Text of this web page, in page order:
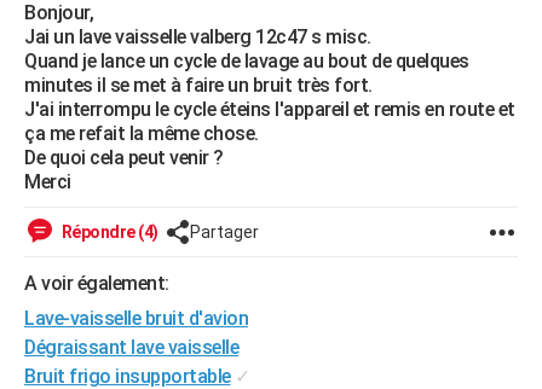
Essais
Réserver un essai
Citadines
Berlines
SUV
Forum auto
+HIGH-TECH
Mobiles
Meilleur smartphone
Internet
Ordinateurs
Jeux vidéo
Guide high-tech
+BRICOLAGE
Forum
Aménagement intérieur
Extérieur
Cuisine
Salle de bains
Jardinage
Rangement
WEEK-END
Guides de France
Escapades
Patrimoine
Expositions
Musées
Week-end nature
+LIFESTYLE
Art de vivre
Bien-être
Loisirs
Mode
Modes de vie
SANTE
VOYAGE
Destinations
City break
Voyage nature
Voyage de noces
Forum
Climat
PHOTO
GUIDES D'ACHAT
Bonjour,
Jai un lave vaisselle valberg 12c47 s misc.
Quand je lance un cycle de lavage au bout de quelques
minutes il se met à faire un bruit très fort.
J'ai interrompu le cycle éteins l'appareil et remis en route et
ça me refait la même chose.
De quoi cela peut venir ?
Merci
Répondre (4) Partager
A voir également:
Lave-vaisselle bruit d'avion
Dégraissant lave vaisselle
Bruit frigo insupportable ✓